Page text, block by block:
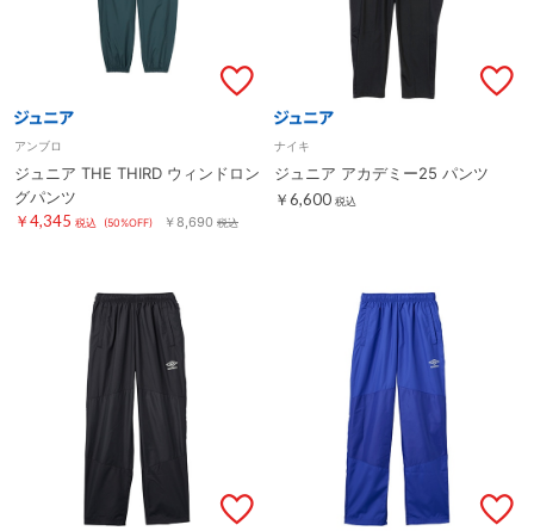
アンブロ
ジュニア THE THIRD ウィンドロン
グパンツ
￥4,345 税込 (50%OFF) ￥8,690 税込
ナイキ
ジュニア アカデミー25 パンツ
￥6,600 税込